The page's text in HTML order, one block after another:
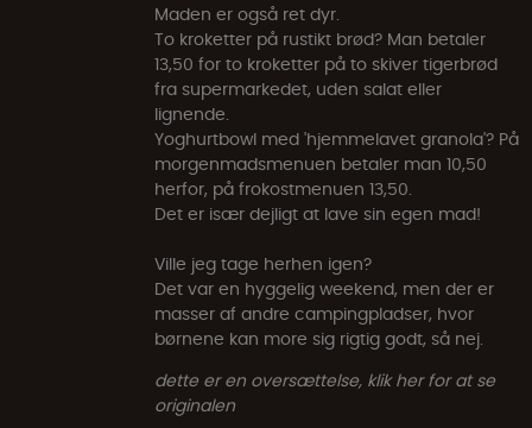
Maden er også ret dyr.
To kroketter på rustikt brød? Man betaler
13,50 for to kroketter på to skiver tigerbrød
fra supermarkedet, uden salat eller
lignende.
Yoghurtbowl med 'hjemmelavet granola'? På
morgenmadsmenuen betaler man 10,50
herfor, på frokostmenuen 13,50.
Det er især dejligt at lave sin egen mad!
Ville jeg tage herhen igen?
Det var en hyggelig weekend, men der er
masser af andre campingpladser, hvor
børnene kan more sig rigtig godt, så nej.
dette er en oversættelse, klik her for at se
originalen